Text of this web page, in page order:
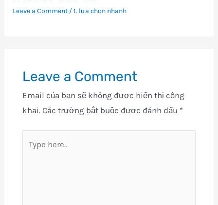
Leave a Comment /1. lựa chọn nhanh
Leave a Comment
Email của bạn sẽ không được hiển thị công
khai. Các trường bắt buộc được đánh dấu *
here..